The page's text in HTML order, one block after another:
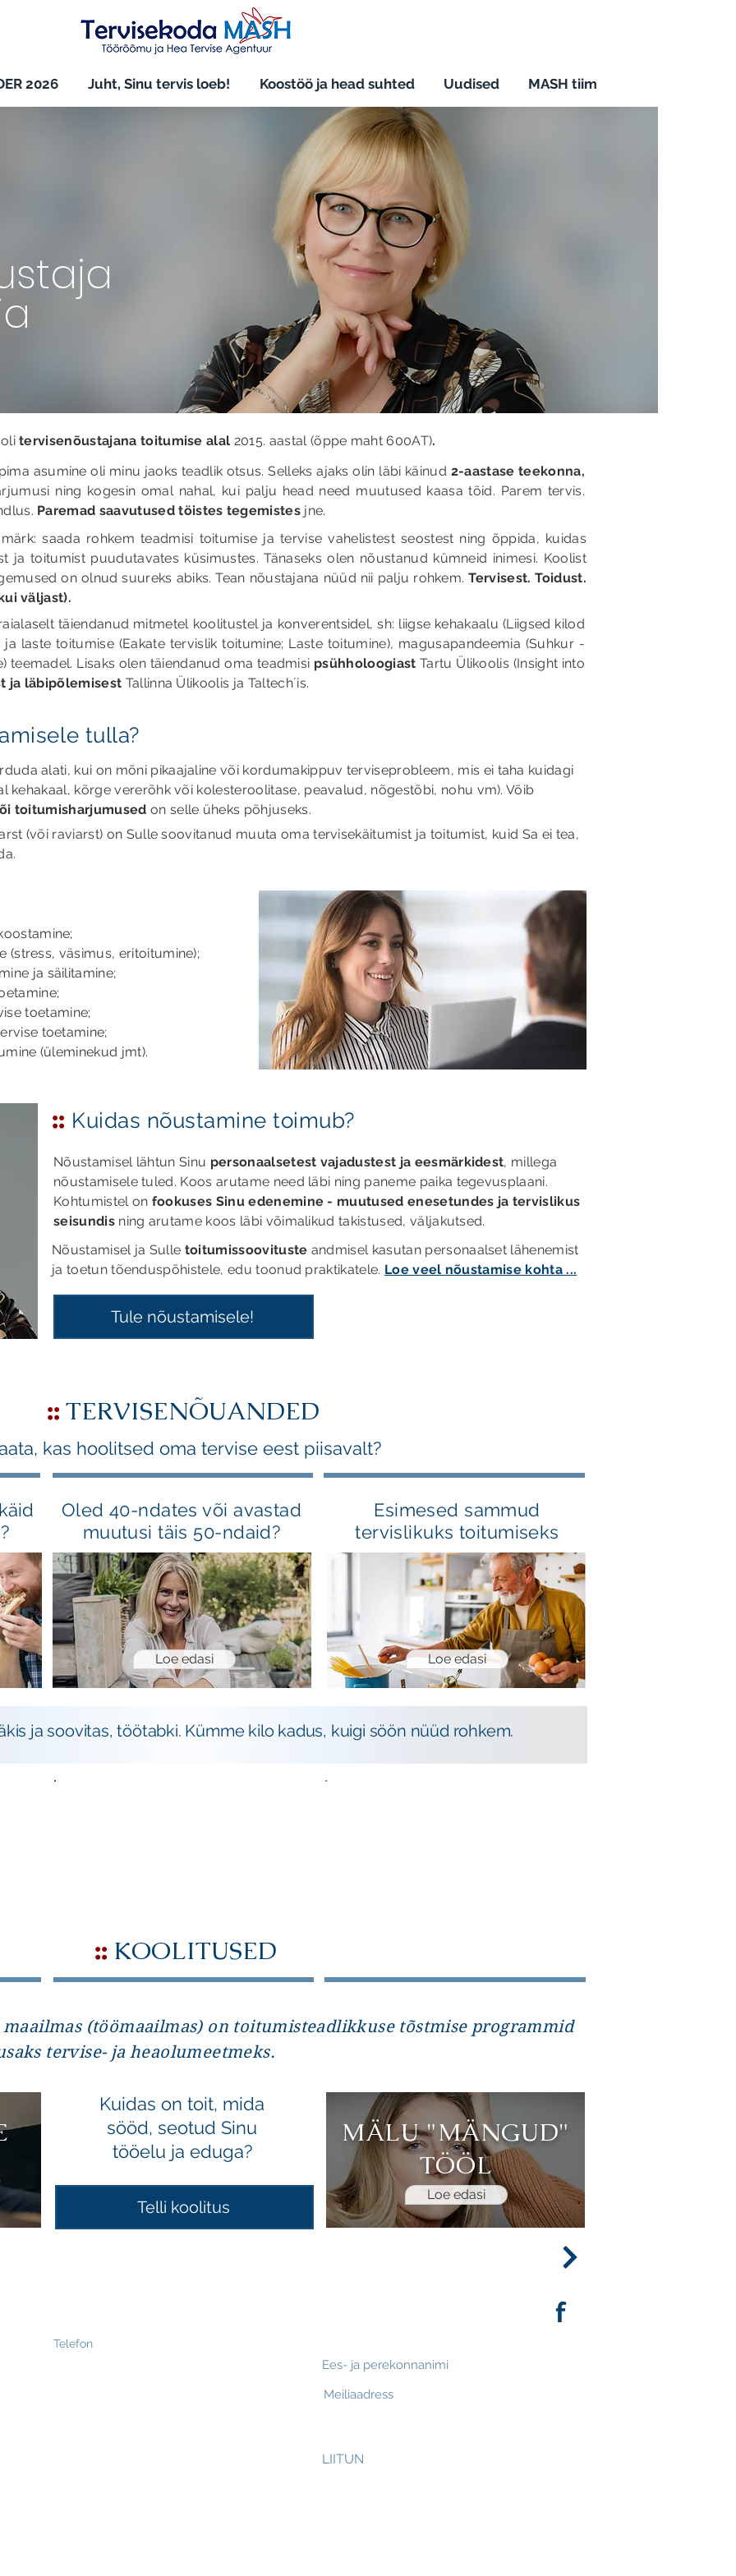
2026 Juht, Sinu tervis loeb! Koostöö ja head suhted Uudised MASH tiim
tervisenõustajana toitumise alal 2015. aastal (õppe maht 600AT).
asumine oli minu jaoks teadlik otsus. Selleks ajaks olin läbi käinud 2-aastase teekonna,
ning kogesin omal nahal, kui palju head need muutused kaasa tõid. Parem tervis.
Paremad saavutused töistes tegemistes jne.
saada rohkem teadmisi toitumise ja tervise vahelistest seostest ning õppida, kuidas
ja toitumist puudutavates küsimustes. Tänaseks olen nõustanud kümneid inimesi. Koolist
on olnud suureks abiks. Tean nõustajana nüüd nii palju rohkem. Tervisest. Toidust.
väljast).
täiendanud mitmetel koolitustel ja konverentsidel, sh: liigse kehakaalu (Liigsed kilod
laste toitumise (Eakate tervislik toitumine; Laste toitumine), magusapandeemia (Suhkur -
teemadel. Lisaks olen täiendanud oma teadmisi psühholoogiastTartu Ülikoolis (Insight into
ja läbipõlemisest Tallinna Ülikoolis ja Taltech´is.
tulla?
alati, kui on mõni pikaajaline või kordumakippuv terviseprobleem, mis ei taha kuidagi
kehakaal, kõrge vererõhk või kolesteroolitase, peavalud, nõgestõbi, nohu vm). Võib
toitumisharjumused on selle üheks põhjuseks.
(või raviarst) on Sulle soovitanud muuta oma tervisekäitumist ja toitumist, kuid Sa ei tea,
(stress, väsimus, eritoitumine);
ja säilitamine;
toetamine;
toetamine;
(üleminekud jmt).
:: Kuidas nõustamine toimub?
Nõustamisel lähtun Sinu personaalsetest vajadustest ja eesmärkidest, millega
nõustamisele tuled. Koos arutame need läbi ning paneme paika tegevusplaani.
Kohtumistel on fookuses Sinu edenemine - muutused enesetundes ja tervislikus
seisundisning arutame koos läbi võimalikud takistused, väljakutsed.
Nõustamisel ja Sulle toitumissoovituste andmisel kasutan personaalset lähenemist
ja toetun tõenduspõhistele, edu toonud praktikatele. Loe veel nõustamise kohta ...
Tule nõustamisele!
:: TERVISENÕUANDED
kas hoolitsed oma tervise eest piisavalt?
Oled 40-ndates või avastad
muutusi täis 50-ndaid?
Loe edasi
Esimesed sammud
tervislikuks toitumiseks
Loe edasi
ja soovitas, töötabki. Kümme kilo kadus, kuigi söön nüüd rohkem.
maailmas (töömaailmas) on toitumisteadlikkuse tõstmise programmid
tervise- ja heaolumeetmeks.
:: KOOLITUSED
Kuidas on toit, mida
sööd, seotud Sinu
tööelu ja eduga?
Telli koolitus
MÄLU "MÄNGUD"
TÖÖL
Loe edasi
f
LIITUN